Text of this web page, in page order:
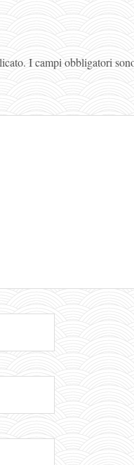
I campi obbligatori